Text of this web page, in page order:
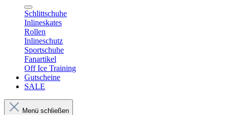
Schlittschuhe
Inlineskates
Rollen
Inlineschutz
Sportschuhe
Fanartikel
Off Ice Training
Gutscheine
SALE
Menü schließen